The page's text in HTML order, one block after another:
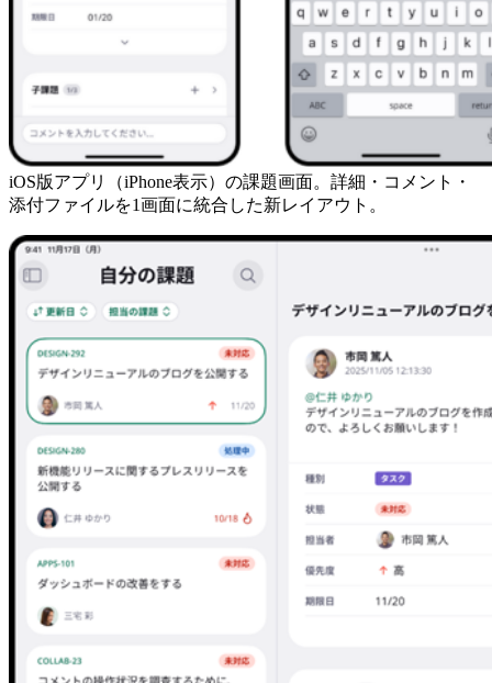
iOS版アプリ（iPhone表示）の課題画面。詳細・コメント・
添付ファイルを1画面に統合した新レイアウト。